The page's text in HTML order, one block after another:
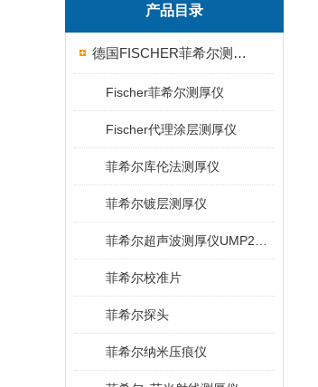
产品目录
德国FISCHER菲希尔测厚仪
Fischer菲希尔测厚仪
Fischer代理涂层测厚仪
菲希尔库伦法测厚仪
菲希尔镀层测厚仪
菲希尔校准片
菲希尔探头
菲希尔纳米压痕仪